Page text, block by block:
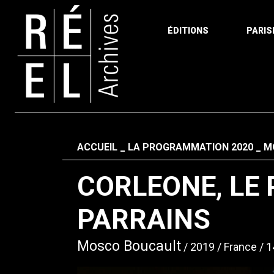
ÉDITIONS
Fil d'ariane
ACCUEIL LA PROGRAMMATION 2020
CORLEONE, LE
PARRAINS
Mosco Boucault 2019 France